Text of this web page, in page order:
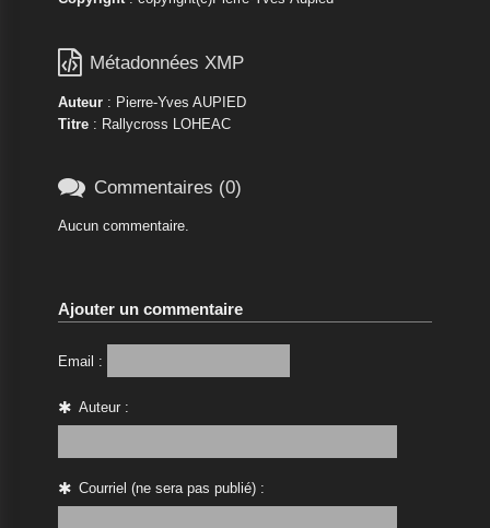
 Métadonnées XMP
Auteur: Pierre-Yves AUPIED
Titre: Rallycross LOHEAC
 Commentaires (0)
Aucun commentaire.
Ajouter un commentaire
Email :
Auteur :
Courriel (ne sera pas publié) :